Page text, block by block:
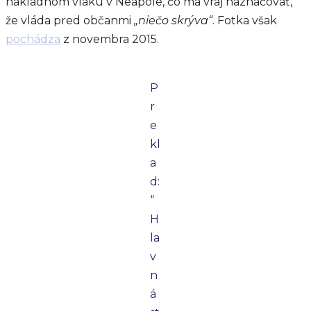
že vláda pred občanmi „niečo skrýva“. Fotka však
pochádza z novembra 2015.
P
r
e
kl
a
d:
“
H
la
v
n
á